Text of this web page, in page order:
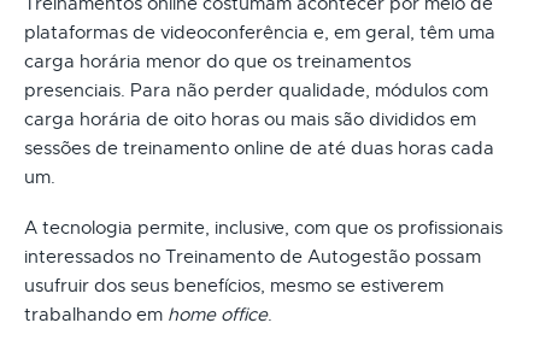
plataformas de videoconferência e, em geral, têm uma
carga horária menor do que os treinamentos
presenciais. Para não perder qualidade, módulos com
carga horária de oito horas ou mais são divididos em
sessões de treinamento online de até duas horas cada
um.
A tecnologia permite, inclusive, com que os profissionais
interessados no Treinamento de Autogestão possam
usufruir dos seus benefícios, mesmo se estiverem
trabalhando em home office.